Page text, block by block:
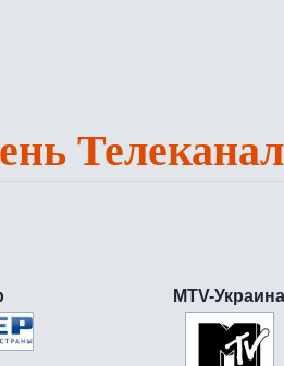
MTV-Украина